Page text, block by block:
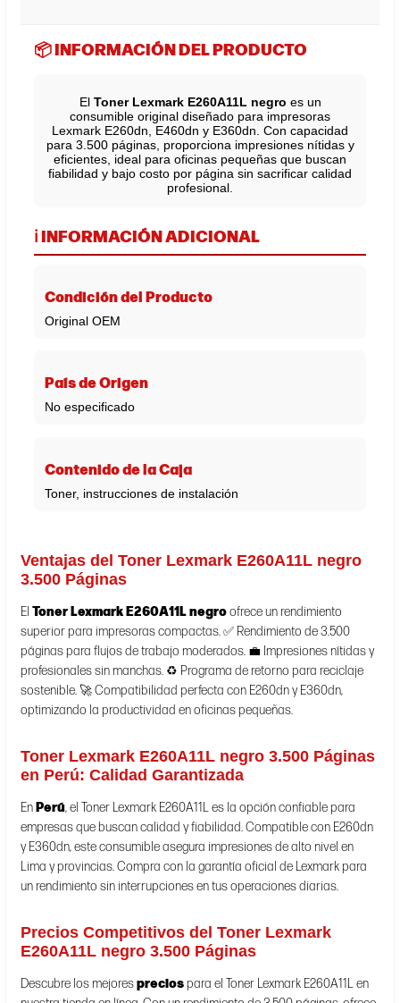
📦 INFORMACIÓN DEL PRODUCTO
El Toner Lexmark E260A11L negro es un
consumible original diseñado para impresoras
Lexmark E260dn, E460dn y E360dn. Con capacidad
para 3.500 páginas, proporciona impresiones nítidas y
eficientes, ideal para oficinas pequeñas que buscan
fiabilidad y bajo costo por página sin sacrificar calidad
profesional.
ℹ️ INFORMACIÓN ADICIONAL
Condición del Producto
Original OEM
País de Origen
No especificado
Contenido de la Caja
Toner, instrucciones de instalación
Ventajas del Toner Lexmark E260A11L negro
3.500 Páginas
El Toner Lexmark E260A11L negroofrece un rendimiento
superior para impresoras compactas. ✅ Rendimiento de 3.500
páginas para flujos de trabajo moderados. 💼 Impresiones nítidas y
profesionales sin manchas. ♻️ Programa de retorno para reciclaje
sostenible. 🚀 Compatibilidad perfecta con E260dn y E360dn,
optimizando la productividad en oficinas pequeñas.
Toner Lexmark E260A11L negro 3.500 Páginas
en Perú: Calidad Garantizada
En Perú, el Toner Lexmark E260A11L es la opción confiable para
empresas que buscan calidad y fiabilidad. Compatible con E260dn
y E360dn, este consumible asegura impresiones de alto nivel en
Lima y provincias. Compra con la garantía oficial de Lexmark para
un rendimiento sin interrupciones en tus operaciones diarias.
Precios Competitivos del Toner Lexmark
E260A11L negro 3.500 Páginas
Descubre los mejoresprecios para el Toner Lexmark E260A11L en